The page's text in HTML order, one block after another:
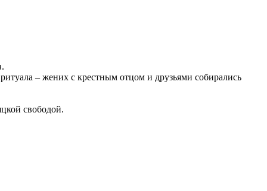
– жених с крестным отцом и друзьями собирались
свободой.